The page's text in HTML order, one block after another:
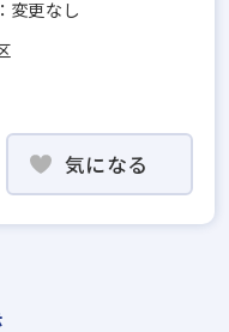
変更なし
気になる